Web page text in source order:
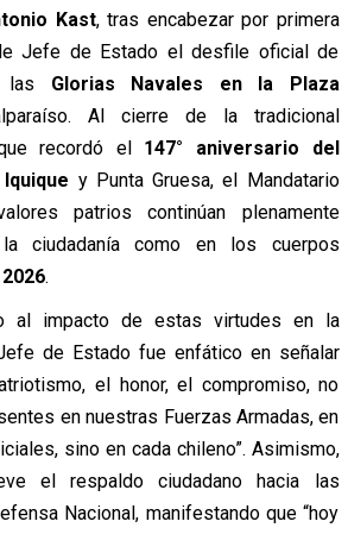
Kast, tras encabezar por primera
Jefe de Estado el desfile oficial de
las Glorias Navales en la Plaza
Al cierre de la tradicional
recordó el 147° aniversario del
y Punta Gruesa, el Mandatario
patrios continúan plenamente
ciudadanía como en los cuerpos
2026.
al impacto de estas virtudes en la
de Estado fue enfático en señalar
el honor, el compromiso, no
en nuestras Fuerzas Armadas, en
sino en cada chileno”. Asimismo,
el respaldo ciudadano hacia las
Nacional, manifestando que “hoy